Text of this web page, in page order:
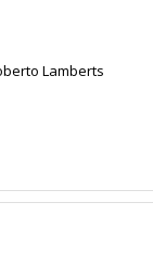
Lamberts